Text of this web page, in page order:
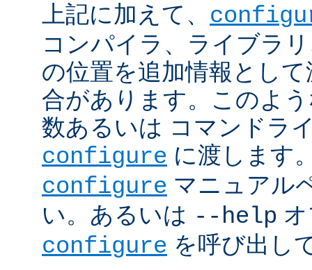
上記に加えて、
コンパイラ、ライブラ
の位置を追加情報とし
合があります。このよ
数あるいは コマンドラ
configure に渡します
configure マニュアル
い。あるいは --help
configure を呼び出し